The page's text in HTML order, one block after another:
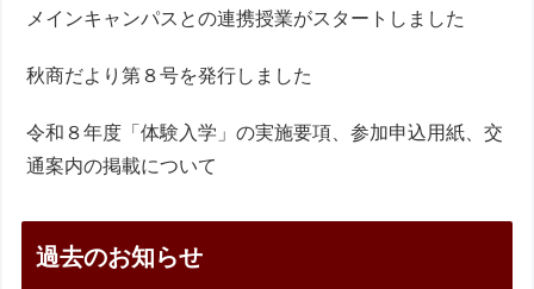
メインキャンパスとの連携授業がスタートしました
秋商だより第８号を発行しました
令和８年度「体験入学」の実施要項、参加申込用紙、交
通案内の掲載について
過去のお知らせ